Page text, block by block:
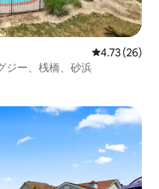
レビュー26
4.73 (26)
ジー、桟橋、砂浜